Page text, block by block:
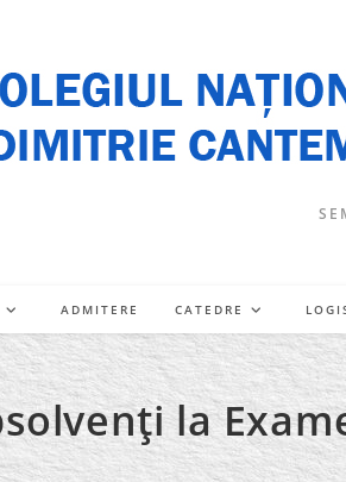
ADMITERE CATEDRE
la